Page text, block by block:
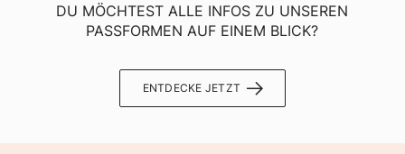
DU MÖCHTEST ALLE INFOS ZU UNSEREN
PASSFORMEN AUF EINEM BLICK?
ENTDECKE JETZT